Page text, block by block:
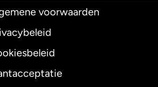
voorwaarden